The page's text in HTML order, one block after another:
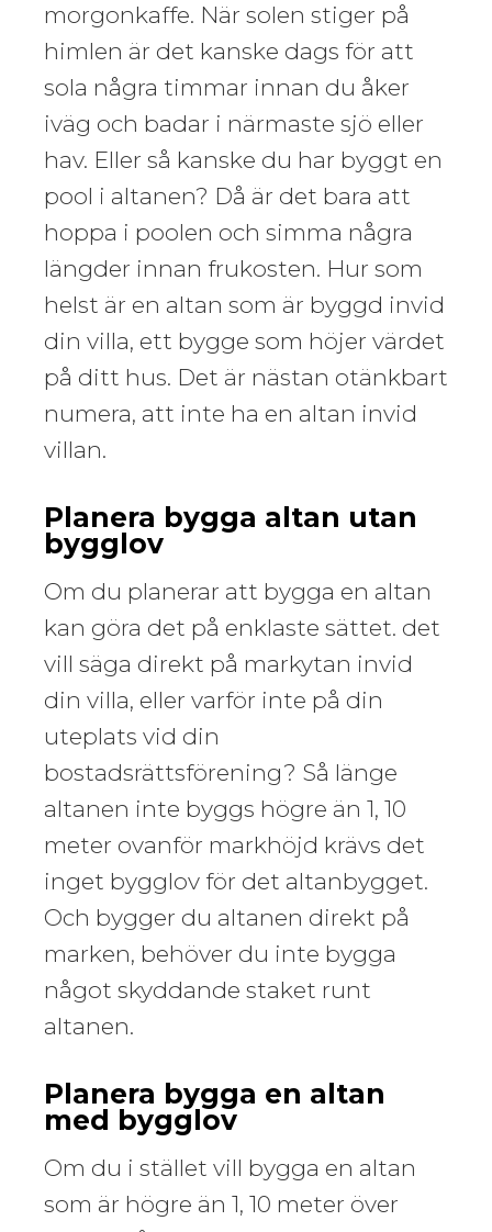
morgonkaffe. När solen stiger på
himlen är det kanske dags för att
sola några timmar innan du åker
iväg och badar i närmaste sjö eller
hav. Eller så kanske du har byggt en
pool i altanen? Då är det bara att
hoppa i poolen och simma några
längder innan frukosten. Hur som
helst är en altan som är byggd invid
din villa, ett bygge som höjer värdet
på ditt hus. Det är nästan otänkbart
numera, att inte ha en altan invid
villan.
Planera bygga altan utan
bygglov
Om du planerar att bygga en altan
kan göra det på enklaste sättet. det
vill säga direkt på markytan invid
din villa, eller varför inte på din
uteplats vid din
bostadsrättsförening? Så länge
altanen inte byggs högre än 1, 10
meter ovanför markhöjd krävs det
inget bygglov för det altanbygget.
Och bygger du altanen direkt på
marken, behöver du inte bygga
något skyddande staket runt
altanen.
Planera bygga en altan
med bygglov
Om du i stället vill bygga en altan
som är högre än 1, 10 meter över